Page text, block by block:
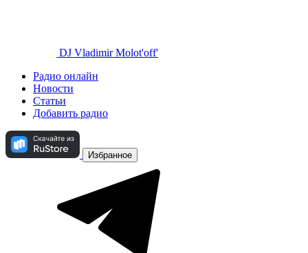
DJ Vladimir Molot'off'
Радио онлайн
Новости
Статьи
Добавить радио
Избранное